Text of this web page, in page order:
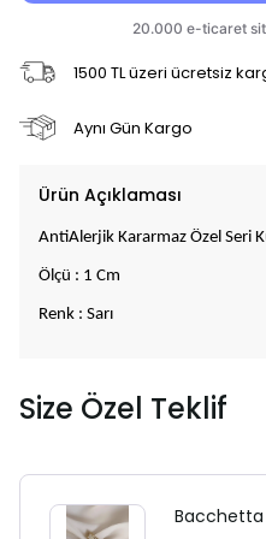
1500 TL üzeri ücretsiz
Aynı Gün Kargo
Ürün Açıklaması
AntiAlerjik Kararmaz Özel Seri
Ölçü : 1 Cm
Renk : Sarı
Size Özel Teklif
Bacchetta